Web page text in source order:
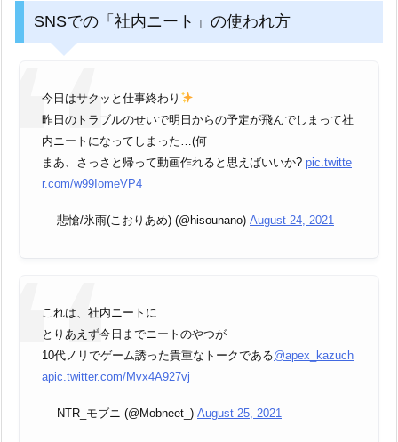
SNSでの「社内ニート」の使われ方
今日はサクッと仕事終わり
昨日のトラブルのせいで明日からの予定が飛んでしまって社
内ニートになってしまった…(何
まあ、さっさと帰って動画作れると思えばいいか? pic.twitte
r.com/w99IomeVP4
— 悲愴/氷雨(こおりあめ) (@hisounano) August 24, 2021
これは、社内ニートに
とりあえず今日までニートのやつが
10代ノリでゲーム誘った貴重なトークである@apex_kazuch
apic.twitter.com/Mvx4A927vj
— NTR_モブニ (@Mobneet_) August 25, 2021